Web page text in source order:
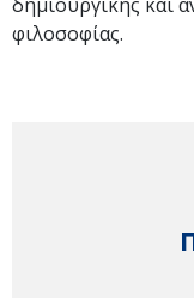
φιλοσοφίας.